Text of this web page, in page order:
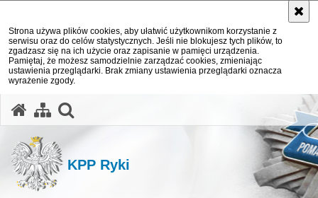
Strona używa plików cookies, aby ułatwić użytkownikom korzystanie z
serwisu oraz do celów statystycznych. Jeśli nie blokujesz tych plików, to
zgadzasz się na ich użycie oraz zapisanie w pamięci urządzenia.
Pamiętaj, że możesz samodzielnie zarządzać cookies, zmieniając
ustawienia przeglądarki. Brak zmiany ustawienia przeglądarki oznacza
wyrażenie zgody.
KPP Ryki